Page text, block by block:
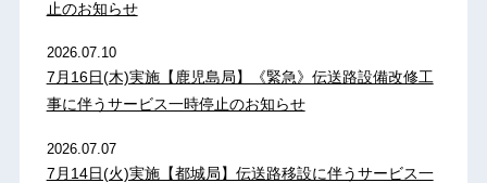
止のお知らせ
2026.07.10
7月16日(木)実施【鹿児島局】《緊急》伝送路設備改修工
事に伴うサービス一時停止のお知らせ
2026.07.07
7月14日(火)実施【都城局】伝送路移設に伴うサービス一